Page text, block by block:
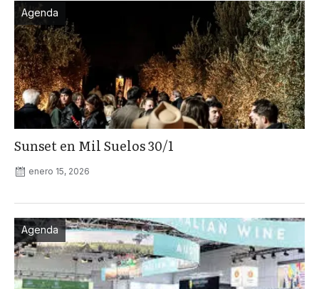
Agenda
Sunset en Mil Suelos 30/1
enero 15, 2026
Agenda